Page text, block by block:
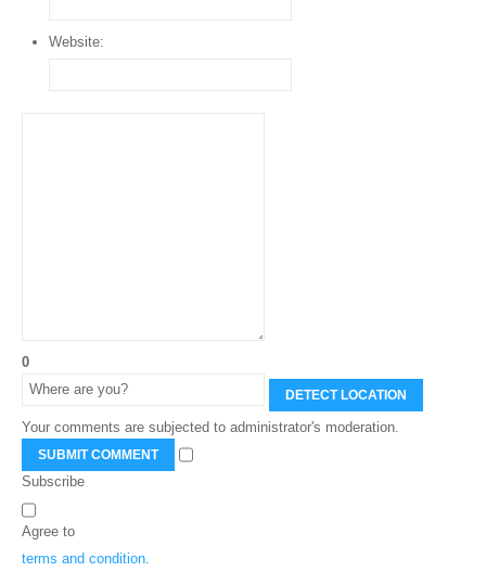
Website:
0
DETECT LOCATION
Your comments are subjected to administrator's moderation.
SUBMIT COMMENT
Subscribe
Agree to
terms and condition